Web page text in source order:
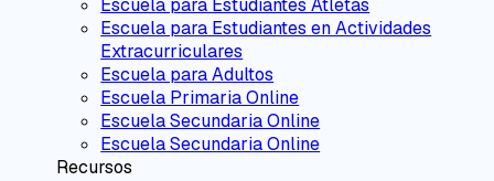
Escuela para Estudiantes Atletas
Escuela para Estudiantes en Actividades
Extracurriculares
Escuela para Adultos
Escuela Primaria Online
Escuela Secundaria Online
Escuela Secundaria Online
Recursos